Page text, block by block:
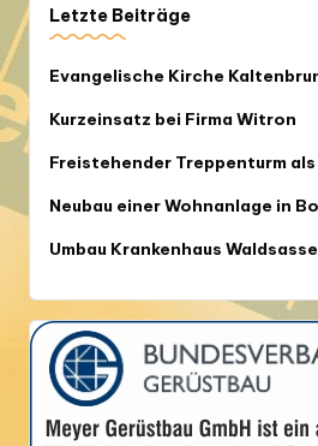
Letzte Beiträge
Evangelische Kirche
Kurzeinsatz bei Firma Witron
Freistehender Treppenturm als
Neubau einer Wohnanlage in
Umbau Krankenhaus